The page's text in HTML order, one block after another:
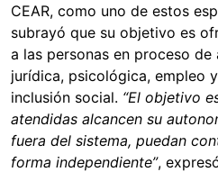
CEAR, como uno de estos
subrayó que su objetivo es
a las personas en proceso
jurídica, psicológica, empleo
inclusión social. “El objetivo
atendidas alcancen su
fuera del sistema, puedan
forma independiente”,